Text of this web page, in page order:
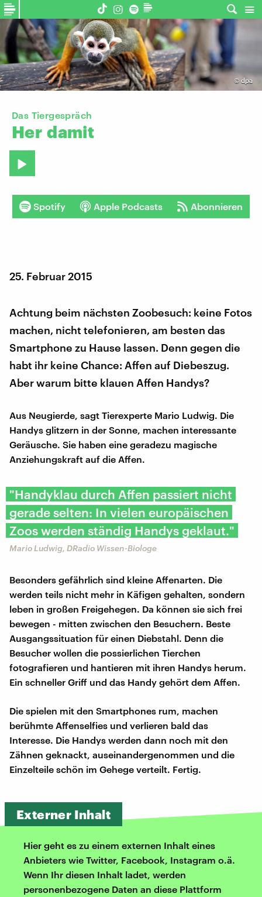
© dpa
Das Tiergespräch
Her damit
Spotify Apple Podcasts Abonnieren
25. Februar 2015
Achtung beim nächsten Zoobesuch: keine Fotos
machen, nicht telefonieren, am besten das
Smartphone zu Hause lassen. Denn gegen die
habt ihr keine Chance: Affen auf Diebeszug.
Aber warum bitte klauen Affen Handys?
Aus Neugierde, sagt Tierexperte Mario Ludwig. Die
Handys glitzern in der Sonne, machen interessante
Geräusche. Sie haben eine geradezu magische
Anziehungskraft auf die Affen.
"Handyklau durch Affen passiert nicht
gerade selten: In vielen europäischen
Zoos werden ständig Handys geklaut."
Mario Ludwig, DRadio Wissen-Biologe
Besonders gefährlich sind kleine Affenarten. Die
werden teils nicht mehr in Käfigen gehalten, sondern
leben in großen Freigehegen. Da können sie sich frei
bewegen - mitten zwischen den Besuchern. Beste
Ausgangssituation für einen Diebstahl. Denn die
Besucher wollen die possierlichen Tierchen
fotografieren und hantieren mit ihren Handys herum.
Ein schneller Griff und das Handy gehört dem Affen.
Die spielen mit den Smartphones rum, machen
berühmte Affenselfies und verlieren bald das
Interesse. Die Handys werden dann noch mit den
Zähnen geknackt, auseinandergenommen und die
Einzelteile schön im Gehege verteilt. Fertig.
Externer Inhalt
Hier geht es zu einem externen Inhalt eines
Anbieters wie Twitter, Facebook, Instagram o.ä.
Wenn Ihr diesen Inhalt ladet, werden
personenbezogene Daten an diese Plattform